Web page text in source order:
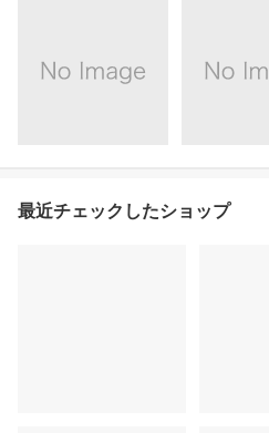
最近チェックしたショップ